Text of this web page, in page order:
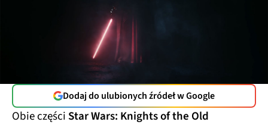
Dodaj do ulubionych źródeł w Google
Obie części Star Wars: Knights of the Old